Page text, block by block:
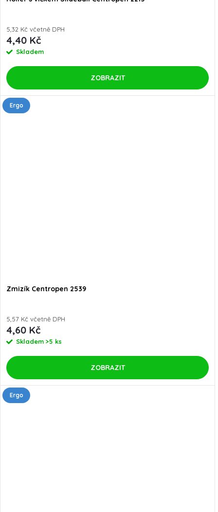
5,32 Kč včetně DPH
4,40 Kč
Skladem
ZOBRAZIT
Ergo
Zmizík Centropen 2539
5,57 Kč včetně DPH
4,60 Kč
Skladem >5 ks
ZOBRAZIT
Ergo